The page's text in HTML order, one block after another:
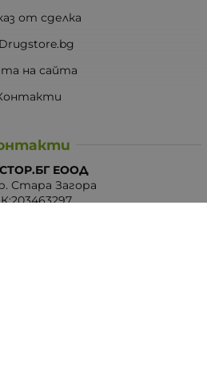
от сделка
на сайта
ЕООД
Стара Загора